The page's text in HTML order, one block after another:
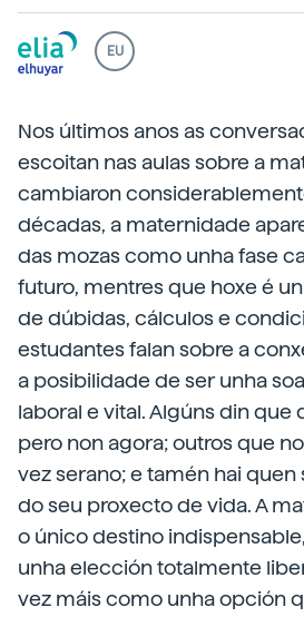
EU
Nos últimos anos as
escoitan nas aulas sobre a
cambiaron
décadas, a maternidade
das mozas como unha fase
futuro, mentres que hoxe é
de dúbidas, cálculos e
estudantes falan sobre a
a posibilidade de ser unha
laboral e vital. Algúns din que
pero non agora; outros que
vez serano; e tamén hai quen
do seu proxecto de vida. A
o único destino
unha elección totalmente
vez máis como unha opción